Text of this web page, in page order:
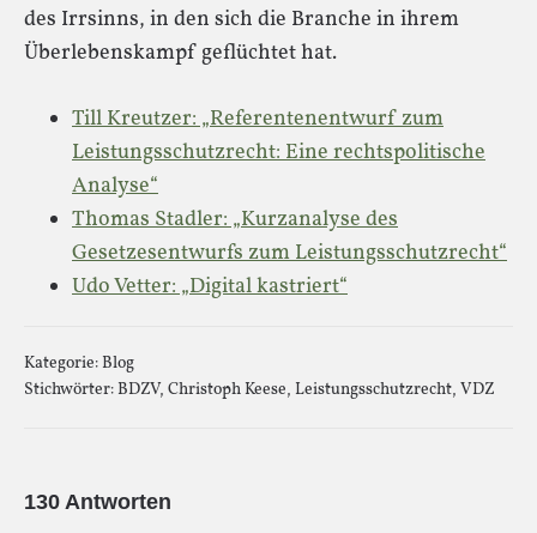
des Irrsinns, in den sich die Branche in ihrem
Überlebenskampf geflüchtet hat.
Till Kreutzer: „Referentenentwurf zum
Leistungsschutzrecht: Eine rechtspolitische
Analyse“
Thomas Stadler: „Kurzanalyse des
Gesetzesentwurfs zum Leistungsschutzrecht“
Udo Vetter: „Digital kastriert“
Kategorie:Blog
Stichwörter:BDZV, Christoph Keese, Leistungsschutzrecht, VDZ
130 Antworten